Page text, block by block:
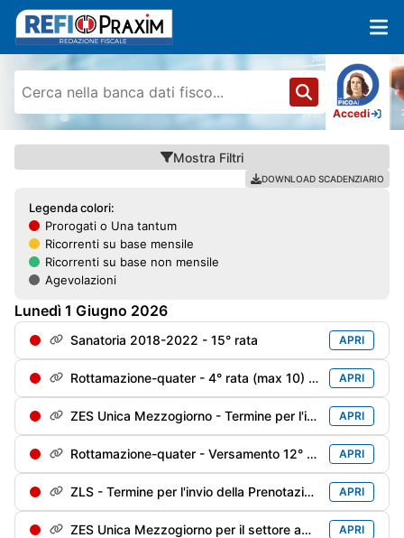
Accedi
Mostra Filtri
DOWNLOAD SCADENZIARIO
Legenda colori:
Prorogati o Una tantum
Ricorrenti su base mensile
Ricorrenti su base non mensile
Agevolazioni
Lunedì 1 Giugno 2026
Sanatoria 2018-2022 - 15° rata APRI
Rottamazione-quater - 4° rata (max 10) soggetti decaduti al 31/12/2024 e riammessi APRI
ZES Unica Mezzogiorno - Termine per l'invio della Prenotazione degli investimenti sostenuti dal 1/01/2026 e che si prevede di sostenere fino al 31/12/2026 APRI
Rottamazione-quater - Versamento 12° di 18 rate trimestrali APRI
ZLS - Termine per l'invio della Prenotazione degli investimenti sostenuti dal 1/01/2026 e che si prevede di sostenere fino al 31/12/2026 APRI
ZES Unica Mezzogiorno per il settore agricolo: termine per l'invio della Prenotazione degli investimenti sostenuti dal 1/01/2026 e che si prevede di sostenere fino al 15/11/2026 APRI